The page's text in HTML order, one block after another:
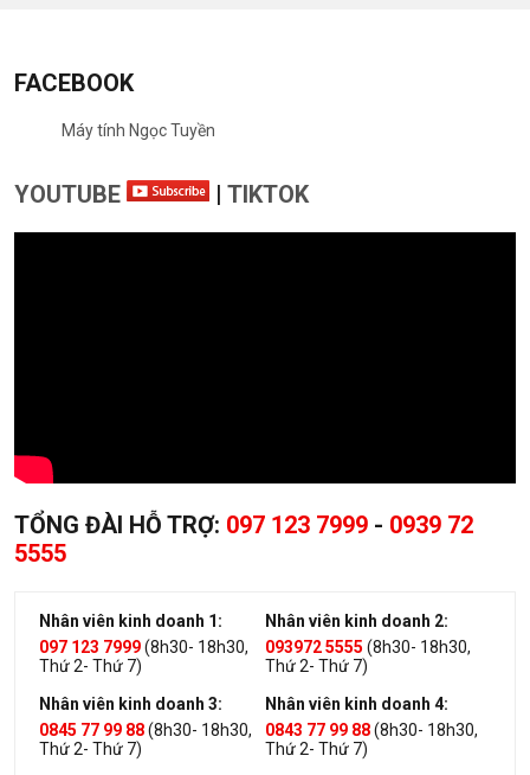
FACEBOOK
Máy tính Ngọc Tuyền
YOUTUBE | TIKTOK
TỔNG ĐÀI HỖ TRỢ: 097 123 7999 - 0939 72
5555
Nhân viên kinh doanh 1:
097 123 7999(8h30- 18h30,
Thứ 2- Thứ 7)
Nhân viên kinh doanh 2:
093972 5555 (8h30- 18h30,
Thứ 2- Thứ 7)
Nhân viên kinh doanh 3:
0845 77 99 88(8h30- 18h30,
Thứ 2- Thứ 7)
Nhân viên kinh doanh 4:
0843 77 99 88(8h30- 18h30,
Thứ 2- Thứ 7)